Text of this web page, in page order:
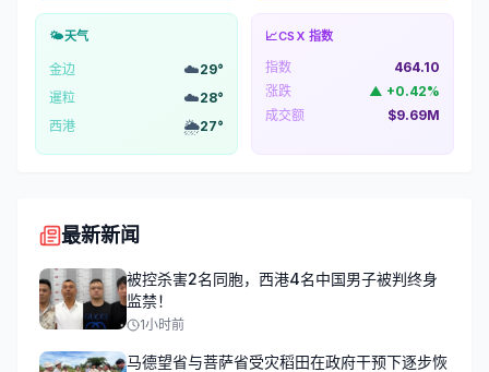
🌤️天气
金边 ☁️29°
暹粒
☁️28°
西港
🌦️27°
📈CSX 指数
指数
464.10
涨跌
▲ +0.42%
成交额
$9.69M
最新新闻
被控杀害2名同胞，西港4名中国男子被判终身
监禁！
1小时前
马德望省与菩萨省受灾稻田在政府干预下逐步恢